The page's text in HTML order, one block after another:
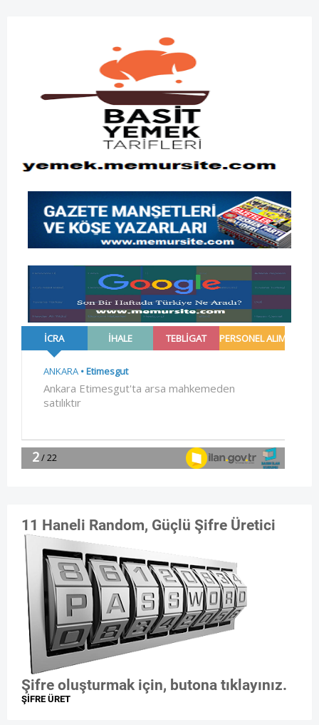
11 Haneli Random, Güçlü Şifre Üretici
Şifre oluşturmak için, butona tıklayınız.
ŞİFRE ÜRET